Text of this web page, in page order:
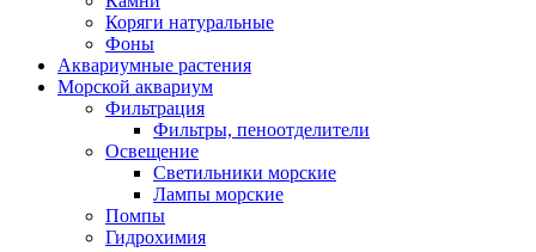
Коряги натуральные
Фоны
Аквариумные растения
Морской аквариум
Фильтрация
Фильтры, пеноотделители
Освещение
Светильники морские
Лампы морские
Помпы
Гидрохимия